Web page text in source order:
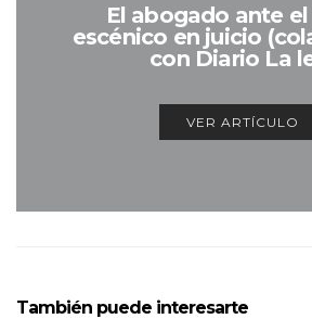
El abogado ante
escénico en juicio
con Diario La
VER ARTÍCULO
También puede interesarte